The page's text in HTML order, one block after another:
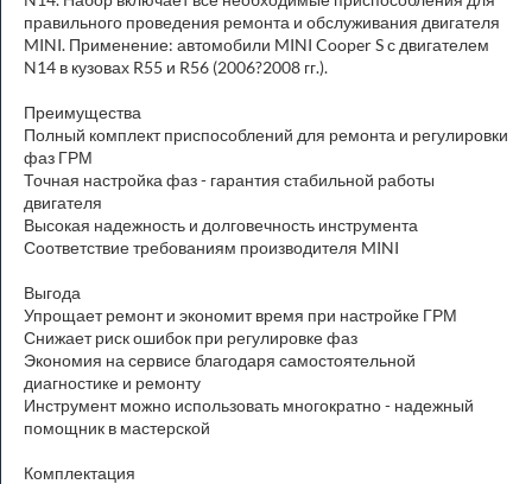
правильного проведения ремонта и обслуживания двигателя
MINI. Применение: автомобили MINI Cooper S с двигателем
N14 в кузовах R55 и R56 (2006?2008 гг.).
Преимущества
Полный комплект приспособлений для ремонта и регулировки
фаз ГРМ
Точная настройка фаз - гарантия стабильной работы
двигателя
Высокая надежность и долговечность инструмента
Соответствие требованиям производителя MINI
Выгода
Упрощает ремонт и экономит время при настройке ГРМ
Снижает риск ошибок при регулировке фаз
Экономия на сервисе благодаря самостоятельной
диагностике и ремонту
Инструмент можно использовать многократно - надежный
помощник в мастерской
Комплектация